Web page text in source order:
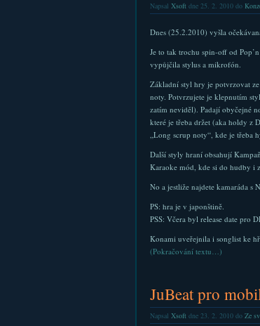
Napsal Xsoftdne 25. 2. 2010 do
Dnes (25.2.2010) vyšla
Je to tak trochu spin-off od
vypůjčila stylus a mikrofón.
Základní styl hry je potvrzovat
noty. Potvrzujete je klepnutím
zatím neviděl). Padají obyčejné
které je třeba držet (aka holdy z
„Long scrup noty“, kde je třeba
Další styly hraní obsahují
Karaoke mód, kde si do hudby i
No a jestliže najdete kamaráda s
PS: hra je v japonštině.
PSS: Včera byl release date pro
Konami uveřejnila i songlist ke
(Pokračování textu…)
JuBeat pro
Napsal Xsoftdne 23. 2. 2010 do Ze